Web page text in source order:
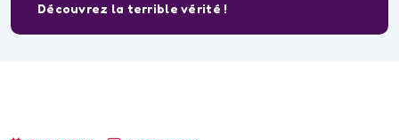
Découvrez la terrible vérité !